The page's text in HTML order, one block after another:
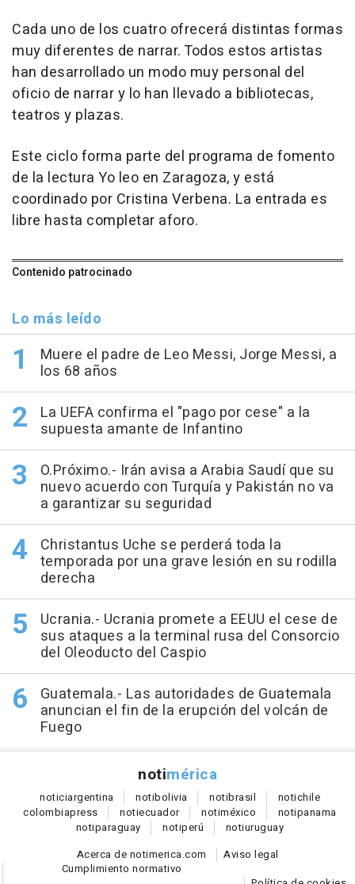
Cada uno de los cuatro ofrecerá distintas formas
muy diferentes de narrar. Todos estos artistas
han desarrollado un modo muy personal del
oficio de narrar y lo han llevado a bibliotecas,
teatros y plazas.
Este ciclo forma parte del programa de fomento
de la lectura Yo leo en Zaragoza, y está
coordinado por Cristina Verbena. La entrada es
libre hasta completar aforo.
Contenido patrocinado
Lo más leído
Muere el padre de Leo Messi, Jorge Messi, a
los 68 años
La UEFA confirma el "pago por cese" a la
supuesta amante de Infantino
O.Próximo.- Irán avisa a Arabia Saudí que su
nuevo acuerdo con Turquía y Pakistán no va
a garantizar su seguridad
Christantus Uche se perderá toda la
temporada por una grave lesión en su rodilla
derecha
Ucrania.- Ucrania promete a EEUU el cese de
sus ataques a la terminal rusa del Consorcio
del Oleoducto del Caspio
Guatemala.- Las autoridades de Guatemala
anuncian el fin de la erupción del volcán de
Fuego
notimérica
noticiargentina notibolivia notibrasil notichile
colombiapress notiecuador notiméxico notipanama
notiparaguay notiperú notiuruguay
Acerca de notimerica.com
Aviso legal
Cumplimiento normativo